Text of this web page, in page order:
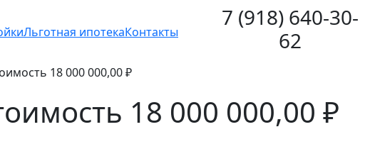
Льготная ипотекаКонтакты
7 (918) 640-30-
62
18 000 000,00 ₽
18 000 000,00 ₽